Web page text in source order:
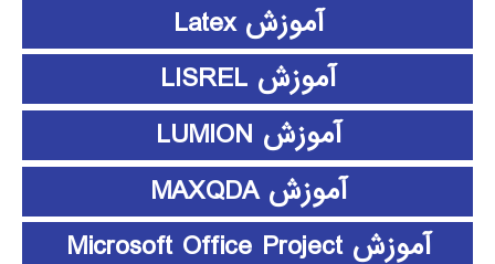
آموزش Latex
آموزش LISREL
آموزش LUMION
آموزش MAXQDA
آموزش Microsoft Office Project